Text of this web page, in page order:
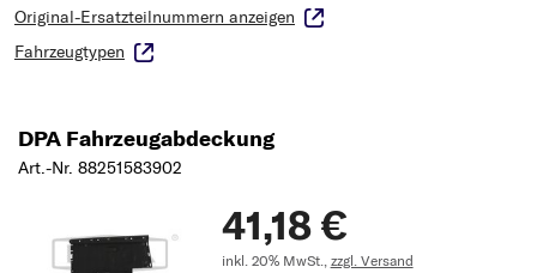
Original-Ersatzteilnummern anzeigen
Fahrzeugtypen
DPA Fahrzeugabdeckung
Art.-Nr. 88251583902
41,18 €
inkl. 20% MwSt., zzgl. Versand